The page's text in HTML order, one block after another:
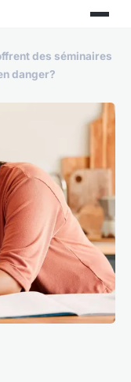
des séminaires
danger?